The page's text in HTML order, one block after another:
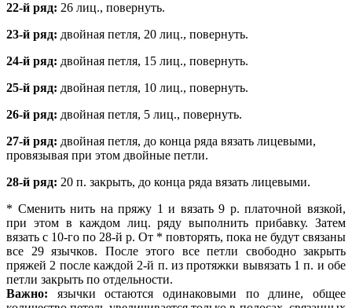
22-й ряд: 26 лиц., повернуть.
23-й ряд: двойная петля, 20 лиц., повернуть.
24-й ряд: двойная петля, 15 лиц., повернуть.
25-й ряд: двойная петля, 10 лиц., повернуть.
26-й ряд: двойная петля, 5 лиц., повернуть.
27-й ряд: двойная петля, до конца ряда вязать лицевыми,
провязывая при этом двойные петли.
28-й ряд: 20 п. закрыть, до конца ряда вязать лицевыми.
* Сменить нить на пряжу 1 и вязать 9 р. платочной вязкой,
при этом в каждом лиц. ряду выполнить прибавку. Затем
вязать с 10-го по 28-й р. От * повторять, пока не будут связаны
все 29 язычков. После этого все петли свободно закрыть
пряжей 2 после каждой 2-й п. из протяжки вывязать 1 п. и обе
петли закрыть по отдельности.
Важно: язычки остаются одинаковыми по длине, общее